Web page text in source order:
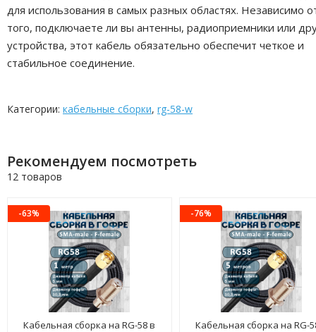
для использования в самых разных областях. Независимо
того, подключаете ли вы антенны, радиоприемники или
устройства, этот кабель обязательно обеспечит четкое и
стабильное соединение.
Категории: кабельные сборки, rg-58-w
Рекомендуем посмотреть
12 товаров
-63%
Кабельная сборка на RG-58 в
-76%
Кабельная сборка на RG-